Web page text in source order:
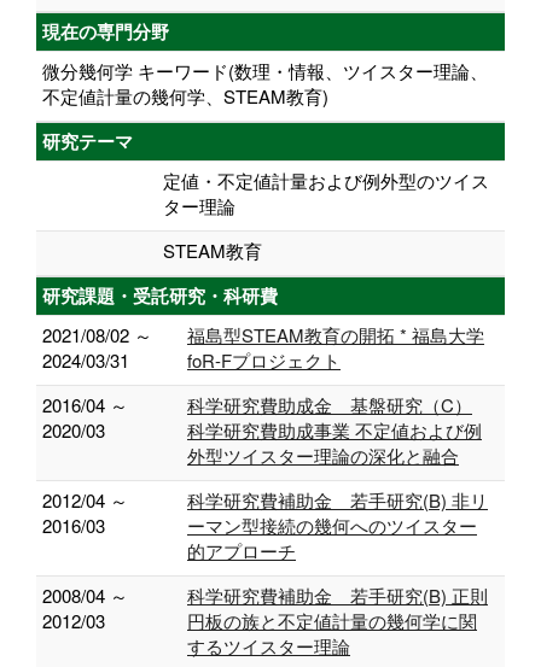
現在の専門分野
微分幾何学 キーワード(数理・情報、ツイスター理論、
不定値計量の幾何学、STEAM教育)
研究テーマ
定値・不定値計量および例外型のツイス
ター理論
STEAM教育
研究課題・受託研究・科研費
2021/08/02 ～
2024/03/31
福島型STEAM教育の開拓 * 福島大学
foR-Fプロジェクト
2016/04 ～
2020/03
科学研究費助成金 基盤研究（C）
科学研究費助成事業 不定値および例
外型ツイスター理論の深化と融合
2012/04 ～
2016/03
科学研究費補助金 若手研究(B) 非リ
ーマン型接続の幾何へのツイスター
的アプローチ
2008/04 ～
2012/03
科学研究費補助金 若手研究(B) 正則
円板の族と不定値計量の幾何学に関
するツイスター理論